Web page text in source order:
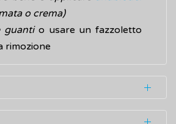
o crema)
guantio usare un fazzoletto
rimozione
della malattia è un